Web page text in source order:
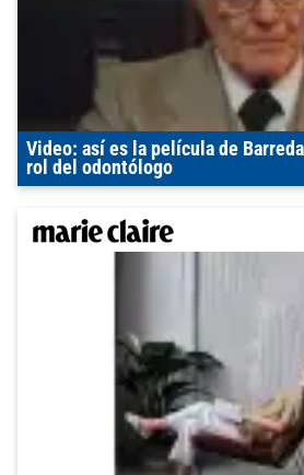
Video: así es la película de
rol del odontólogo